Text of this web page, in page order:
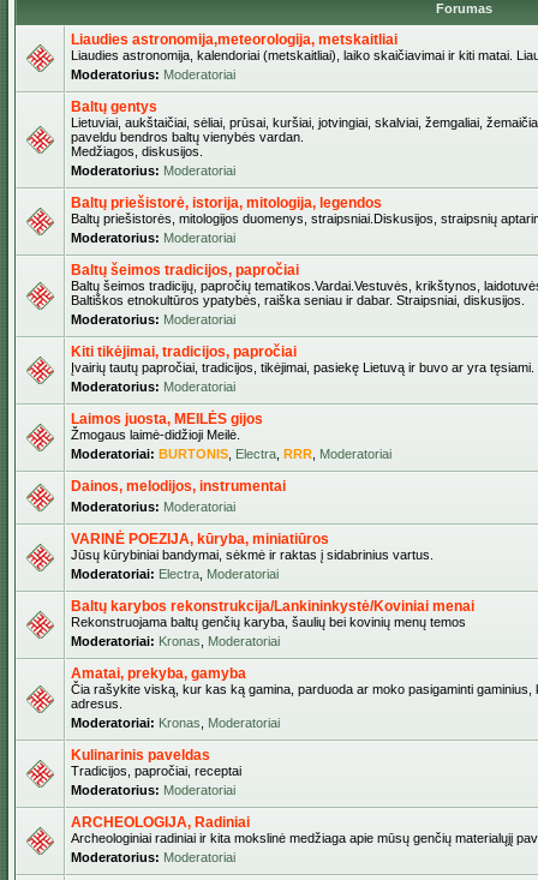
Forumas
Liaudies astronomija,meteorologija, metskaitliai
Liaudies astronomija, kalendoriai (metskaitliai), laiko skaičiavimai ir kiti matai.
Moderatorius: Moderatoriai
Baltų gentys
Lietuviai, aukštaičiai, sėliai, prūsai, kuršiai, jotvingiai, skalviai, žemgaliai,
paveldu bendros baltų vienybės vardan.
Medžiagos, diskusijos.
Moderatorius: Moderatoriai
Baltų priešistorė, istorija, mitologija, legendos
Baltų priešistorės, mitologijos duomenys, straipsniai.Diskusijos, straipsnių
Moderatorius: Moderatoriai
Baltų šeimos tradicijos, papročiai
Baltų šeimos tradicijų, papročių tematikos.Vardai.Vestuvės, krikštynos,
Baltiškos etnokultūros ypatybės, raiška seniau ir dabar. Straipsniai, diskusijos.
Moderatorius: Moderatoriai
Kiti tikėjimai, tradicijos, papročiai
Įvairių tautų papročiai, tradicijos, tikėjimai, pasiekę Lietuvą ir buvo ar yra tęsiami.
Moderatorius: Moderatoriai
Laimos juosta, MEILĖS gijos
Žmogaus laimė-didžioji Meilė.
Moderatoriai: BURTONIS Electra RRR Moderatoriai
Dainos, melodijos, instrumentai
Moderatorius: Moderatoriai
VARINĖ POEZIJA, kūryba, miniatiūros
Jūsų kūrybiniai bandymai, sėkmė ir raktas į sidabrinius vartus.
Moderatoriai: Electra Moderatoriai
Baltų karybos rekonstrukcija/Lankininkystė/Koviniai menai
Rekonstruojama baltų genčių karyba, šaulių bei kovinių menų temos
Moderatoriai: Kronas Moderatoriai
Amatai, prekyba, gamyba
Čia rašykite viską, kur kas ką gamina, parduoda ar moko pasigaminti
adresus.
Moderatoriai: Kronas Moderatoriai
Kulinarinis paveldas
Tradicijos, papročiai, receptai
Moderatorius: Moderatoriai
ARCHEOLOGIJA, Radiniai
Archeologiniai radiniai ir kita mokslinė medžiaga apie mūsų genčių materialųjį
Moderatorius: Moderatoriai